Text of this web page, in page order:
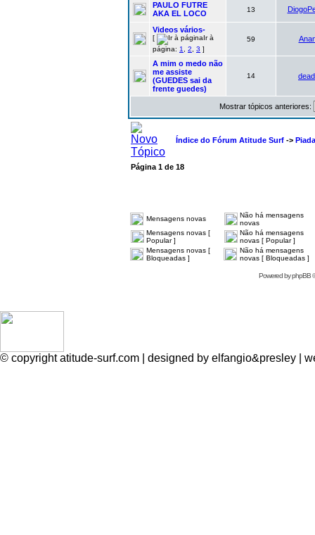
PAULO FUTRE
AKA EL LOCO
13
Videos vários-
[
Ir à
página: 1 2 3 ]
59
A mim o medo não
me assiste
(GUEDES sai da
frente guedes)
14
Mostrar tópicos anteriores:
Índice do Fórum Atitude Surf ->
Página 1 de 18
Mensagens novas
Não há mensagens
novas
Mensagens novas [
Popular ]
Não há mensagens
novas [ Popular ]
Mensagens novas [
Bloqueadas ]
Não há mensagens
novas [ Bloqueadas ]
Powered byphpBB©
© copyright atitude-surf.com | designed by elfangio&presley |